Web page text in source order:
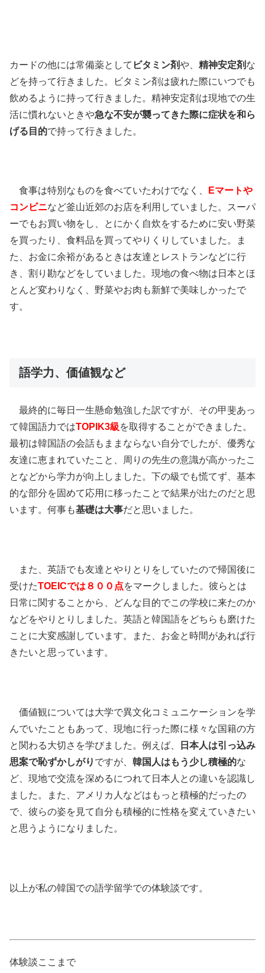
カードの他には常備薬として ビタミン剤や、 精神安定剤 な
どを持って行きました。ビタミン剤は疲れた際にいつでも
飲めるように持って行きました。精神安定剤は現地での生
活に慣れないときや急な不安が襲ってきた際に症状を和ら
げる目的で持って行きました。
食事は特別なものを食べていたわけでなく、
Eマートや
コンビニなど釜山近郊のお店を利用していました。スーパ
ーでもお買い物をし、とにかく自炊をするために安い野菜
を買ったり、食料品を買ってやりくりしていました。ま
た、お金に余裕があるときは友達とレストランなどに行
き、割り勘などをしていました。現地の食べ物は日本とほ
とんど変わりなく、野菜やお肉も新鮮で美味しかったで
す。
語学力、価値観など
最終的に毎日一生懸命勉強した訳ですが、その甲斐あっ
て韓国語力ではTOPIK3級を取得することができました。
最初は韓国語の会話もままならない自分でしたが、優秀な
友達に恵まれていたこと、周りの先生の意識が高かったこ
となどから学力が向上しました。下の級でも慌てず、基本
的な部分を固めて応用に移ったことで結果が出たのだと思
います。何事も基礎は大事だと思いました。
また、英語でも友達とやりとりをしていたので帰国後に
受けたTOEICでは８００点をマークしました。彼らとは
日常に関することから、どんな目的でこの学校に来たのか
などをやりとりしました。英語と韓国語をどちらも磨けた
ことに大変感謝しています。また、お金と時間があれば行
きたいと思っています。
価値観については大学で異文化コミュニケーションを学
んでいたこともあって、現地に行った際に様々な国籍の方
と関わる大切さを学びました。例えば、
日本人は引っ込み
思案で恥ずかしがり ですが、 韓国人はもう少し積極的な
ど、現地で交流を深めるにつれて日本人との違いを認識し
ました。また、アメリカ人などはもっと積極的だったの
で、彼らの姿を見て自分も積極的に性格を変えていきたい
と思うようになりました。
以上が私の韓国での語学留学での体験談です。
体験談ここまで